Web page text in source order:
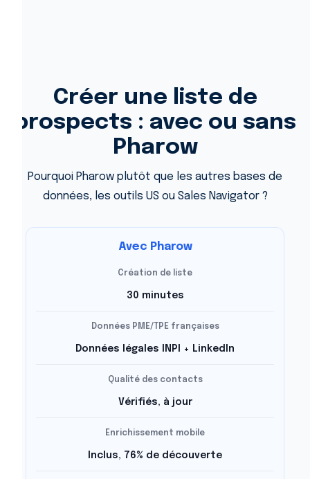
Créer une liste de
prospects : avec ou sans
Pharow
Pourquoi Pharow plutôt que les autres bases de
données, les outils US ou Sales Navigator ?
Avec Pharow
Création de liste
30 minutes
Données PME/TPE françaises
Données légales INPI + LinkedIn
Qualité des contacts
Vérifiés, à jour
Enrichissement mobile
Inclus, 76% de découverte